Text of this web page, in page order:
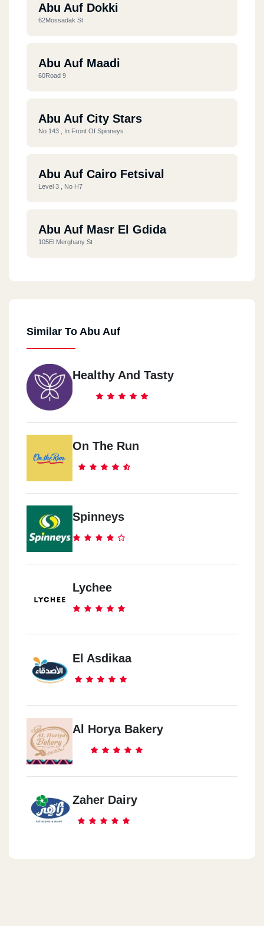
Abu Auf Dokki
62Mossadak St
Abu Auf Maadi
60Road 9
Abu Auf City Stars
No 143 , In Front Of Spinneys
Abu Auf Cairo Fetsival
Level 3 , No H7
Abu Auf Masr El Gdida
105El Merghany St
Similar To Abu Auf
Healthy And Tasty
On The Run
Spinneys
Lychee
El Asdikaa
Al Horya Bakery
Zaher Dairy